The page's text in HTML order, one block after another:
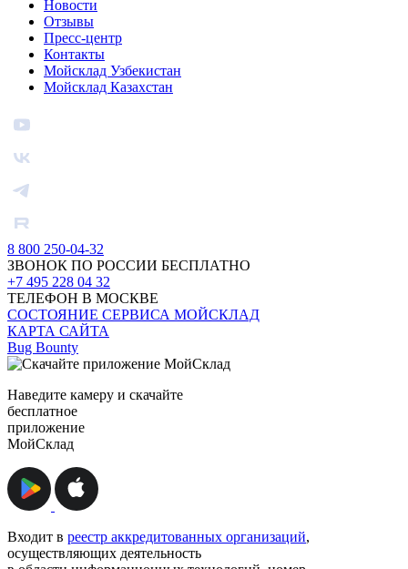
Новости
Отзывы
Пресс-центр
Контакты
Мойсклад Узбекистан
Мойсклад Казахстан
8 800 250-04-32
ЗВОНОК ПО РОССИИ БЕСПЛАТНО
+7 495 228 04 32
ТЕЛЕФОН В МОСКВЕ
СОСТОЯНИЕ СЕРВИСА МОЙСКЛАД
КАРТА САЙТА
Bug Bounty
Наведите камеру и скачайте
бесплатное
приложение
МойСклад
Входит в реестр аккредитованных организаций,
осуществляющих деятельность